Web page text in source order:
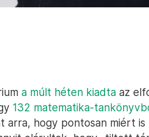
a múlt héten kiadta az
132 matematika-
arra, hogy pontosan miért